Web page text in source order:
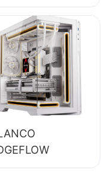
de 650
de alta calidad,
% de eficiencia,
completo,
Bronze para
de escritorio